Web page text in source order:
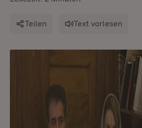
Teilen Text vorlesen